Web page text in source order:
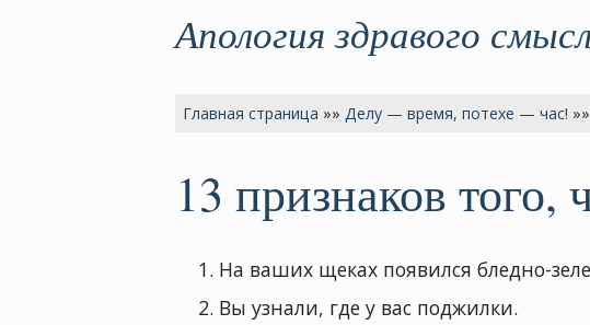
Апология здравого
Главная страница »» Делу — время, потехе — час! »»
13 признаков того,
На ваших щеках появился бледно-
Вы узнали, где у вас поджилки.